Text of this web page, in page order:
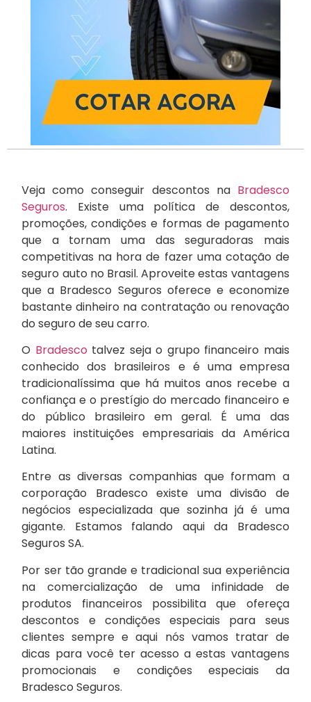
Veja como conseguir descontos na Bradesco
Seguros. Existe uma política de descontos,
promoções, condições e formas de pagamento
que a tornam uma das seguradoras mais
competitivas na hora de fazer uma cotação de
seguro auto no Brasil. Aproveite estas vantagens
que a Bradesco Seguros oferece e economize
bastante dinheiro na contratação ou renovação
do seguro de seu carro.
O Bradesco talvez seja o grupo financeiro mais
conhecido dos brasileiros e é uma empresa
tradicionalíssima que há muitos anos recebe a
confiança e o prestígio do mercado financeiro e
do público brasileiro em geral. É uma das
maiores instituições empresariais da América
Latina.
Entre as diversas companhias que formam a
corporação Bradesco existe uma divisão de
negócios especializada que sozinha já é uma
gigante. Estamos falando aqui da Bradesco
Seguros SA.
Por ser tão grande e tradicional sua experiência
na comercialização de uma infinidade de
produtos financeiros possibilita que ofereça
descontos e condições especiais para seus
clientes sempre e aqui nós vamos tratar de
dicas para você ter acesso a estas vantagens
promocionais e condições especiais da
Bradesco Seguros.